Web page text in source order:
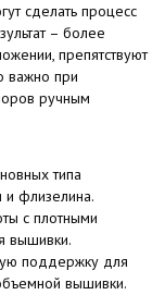
сделать процесс
– более
препятствуют
важно при
ручным
типа
и флизелина.
с плотными
вышивки.
поддержку для
вышивки.